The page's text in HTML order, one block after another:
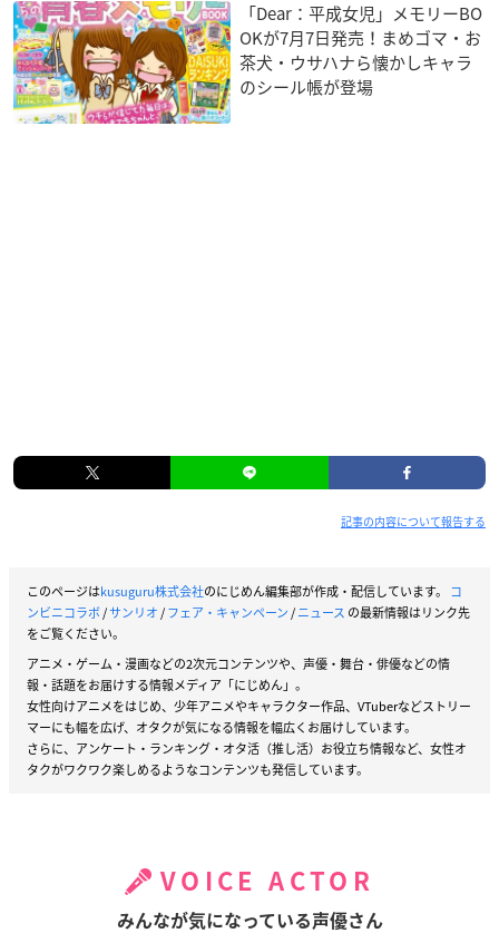
「Dear：平成女児」メモリーBO
OKが7月7日発売！まめゴマ・お
茶犬・ウサハナら懐かしキャラ
のシール帳が登場
記事の内容について報告する
このページはkusuguru株式会社のにじめん編集部が作成・配信しています。 コ
ンビニコラボ/サンリオ/フェア・キャンペーン/ニュース の最新情報はリンク先
をご覧ください。
アニメ・ゲーム・漫画などの2次元コンテンツや、声優・舞台・俳優などの情
報・話題をお届けする情報メディア「にじめん」。
女性向けアニメをはじめ、少年アニメやキャラクター作品、VTuberなどストリー
マーにも幅を広げ、オタクが気になる情報を幅広くお届けしています。
さらに、アンケート・ランキング・オタ活（推し活）お役立ち情報など、女性オ
タクがワクワク楽しめるようなコンテンツも発信しています。
VOICE ACTOR
みんなが気になっている声優さん